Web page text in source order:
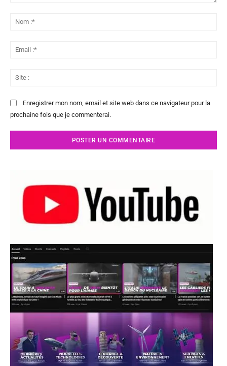
Enregistrer mon nom, email et site web dans ce navigateur pour la
prochaine fois que je commenterai.